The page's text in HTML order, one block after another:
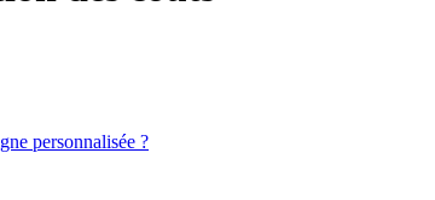
personnalisée ?